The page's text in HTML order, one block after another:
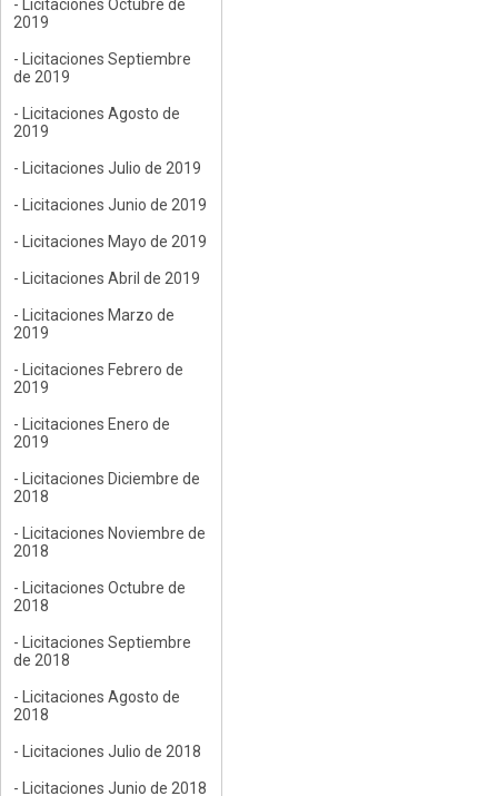
- Licitaciones Octubre de
2019
- Licitaciones Septiembre
de 2019
- Licitaciones Agosto de
2019
- Licitaciones Julio de 2019
- Licitaciones Junio de 2019
- Licitaciones Mayo de 2019
- Licitaciones Abril de 2019
- Licitaciones Marzo de
2019
- Licitaciones Febrero de
2019
- Licitaciones Enero de
2019
- Licitaciones Diciembre de
2018
- Licitaciones Noviembre de
2018
- Licitaciones Octubre de
2018
- Licitaciones Septiembre
de 2018
- Licitaciones Agosto de
2018
- Licitaciones Julio de 2018
- Licitaciones Junio de 2018